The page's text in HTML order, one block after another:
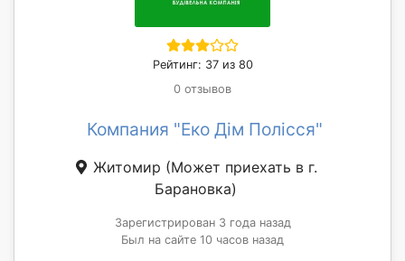
Рейтинг: 37 из 80
0 отзывов
Компания "Еко Дім Полісся"
Житомир (Может приехать в г.
Барановка)
Зарегистрирован 3 года назад
Был на сайте 10 часов назад